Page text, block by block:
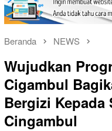
Beranda NEWS
Wujudkan
Cigambul
Bergizi Kepada
Cingambul